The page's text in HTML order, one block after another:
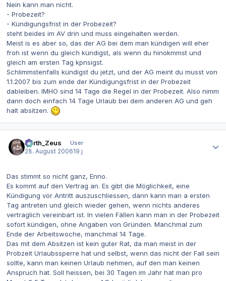
Nein kann man nicht.
- Probezeit?
- Kündigungsfrist in der Probezeit?
steht beides im AV drin und muss eingehalten werden.
Meist is es aber so, das der AG bei dem man kündigen will eher
froh ist wenn du gleich kündigst, als wenn du hinokmmst und
gleich am ersten Tag kpnsigst.
Schlimmstenfalls kündigst du jetzt, und der AG meint du musst von
1.1.2007 bis zum ende der Kündigungsfrist in der Probezeit
dableiben. IMHO sind 14 Tage die Regel in der Probezeit. Also nimm
dann doch einfach 14 Tage Urlaub bei dem anderen AG und geh
halt absitzen.
Darth_Zeus
User
28. August 200619 j
Das stimmt so nicht ganz, Enno.
Es kommt auf den Vertrag an. Es gibt die Möglichkeit, eine
Kündigung vor Antritt auszuschliessen, dann kann man a ersten
Tag antreten und gleich wieder gehen, wenn nichts anderes
vertraglich vereinbart ist. In vielen Fällen kann man in der Probezeit
sofort kündigen, ohne Angaben von Gründen. Manchmal zum
Ende der Arbeitswoche, manchmal 14 Tage.
Das mit dem Absitzen ist kein guter Rat, da man meist in der
Probzeit Urlaubssperre hat und selbst, wenn das nicht der Fall sein
sollte, kann man keinen Urlaub nehmen, auf den man keinen
Anspruch hat. Soll heissen, bei 30 Tagen im Jahr hat man pro